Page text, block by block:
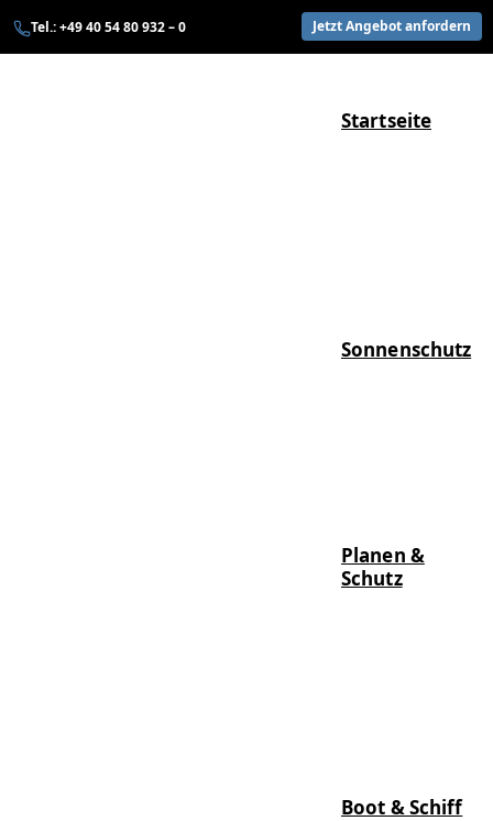
Tel.: +49 40 54 80 932 – 0 Jetzt Angebot anfordern
Inhalt
Startseite
Sonnenschutz
Planen &
Schutz
Boot & Schiff